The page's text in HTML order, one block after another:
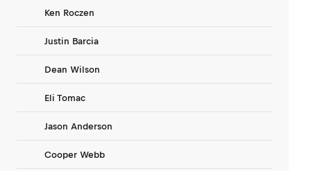
Ken Roczen
Justin Barcia
Dean Wilson
Eli Tomac
Jason Anderson
Cooper Webb